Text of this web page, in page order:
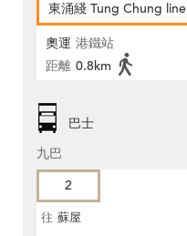
東涌綫 Tung Chung line
奧運 港鐵站
距離 0.8km
巴士
九巴
2
往 蘇屋